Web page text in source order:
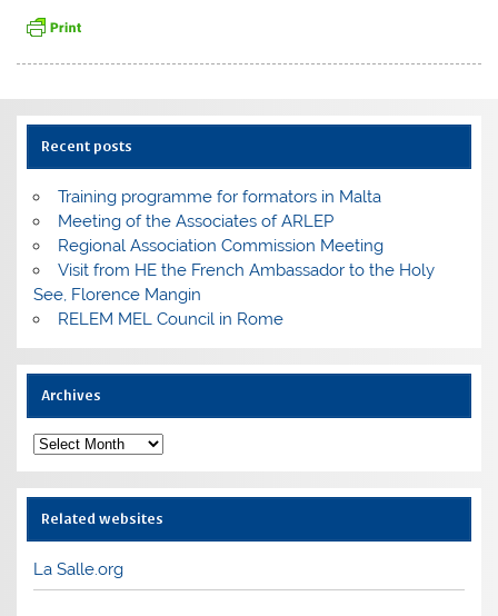
Recent posts
Training programme for formators in Malta
Meeting of the Associates of ARLEP
Regional Association Commission Meeting
Visit from HE the French Ambassador to the Holy
See, Florence Mangin
RELEM MEL Council in Rome
Archives
Archives
Related websites
La Salle.org